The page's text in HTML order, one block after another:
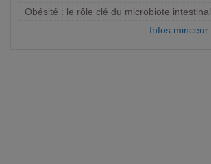
Obésité : le rôle clé du microbiote intestinal
Infos minceur